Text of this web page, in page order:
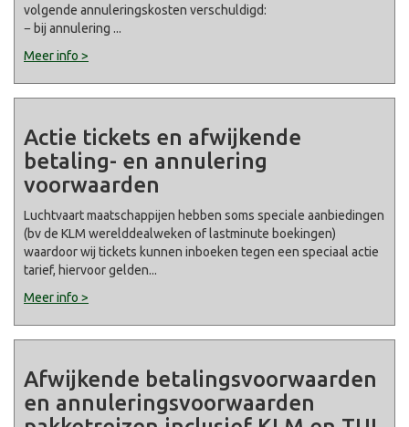
volgende annuleringskosten verschuldigd:
− bij annulering ...
Meer info >
Actie tickets en afwijkende
betaling- en annulering
voorwaarden
Luchtvaart maatschappijen hebben soms speciale aanbiedingen
(bv de KLM werelddealweken of lastminute boekingen)
waardoor wij tickets kunnen inboeken tegen een speciaal actie
tarief, hiervoor gelden...
Meer info >
Afwijkende betalingsvoorwaarden
en annuleringsvoorwaarden